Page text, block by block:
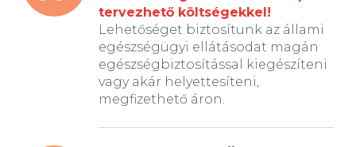
tervezhető költségekkel!
Lehetőséget biztosítunk az állami
egészségügyi ellátásodat magán
egészségbiztosítással kiegészíteni
vagy akár helyettesíteni,
megfizethető áron.